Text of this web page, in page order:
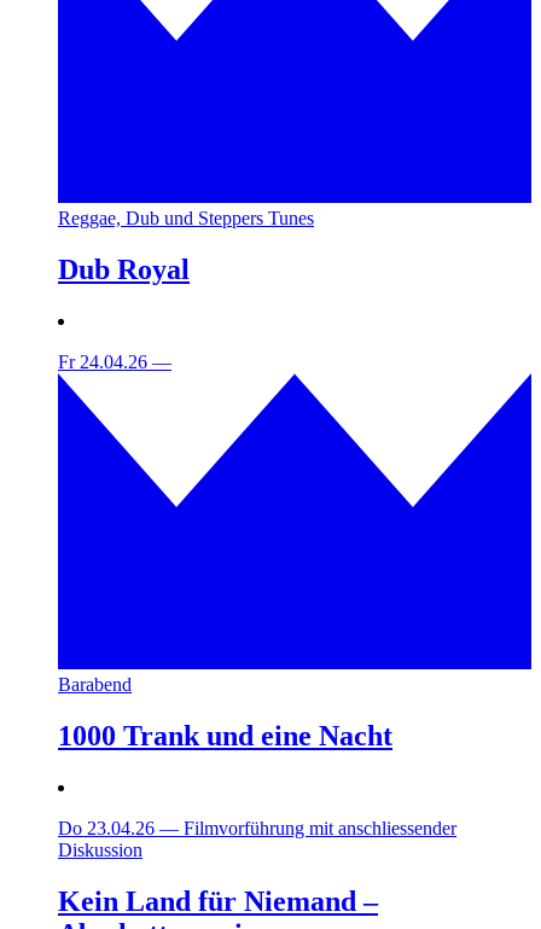
Reggae, Dub und Steppers Tunes
Dub Royal
Fr 24.04.26 —
Barabend
1000 Trank und eine Nacht
Do 23.04.26 — Filmvorführung mit anschliessender
Diskussion
Kein Land für Niemand –